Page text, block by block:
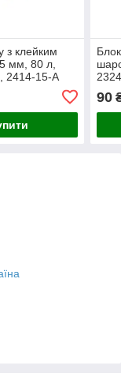
з клейким
мм, 80 л,
2414-15-A
90